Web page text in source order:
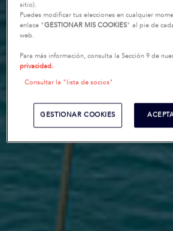
sitio).
Puedes modificar tus elecciones en cualquier
enlace "GESTIONAR MIS COOKIES" al pie de
web.
Para más información, consulta la Sección 9 de
privacidad.
Consultar la "lista de socios"
GESTIONAR COOKIES